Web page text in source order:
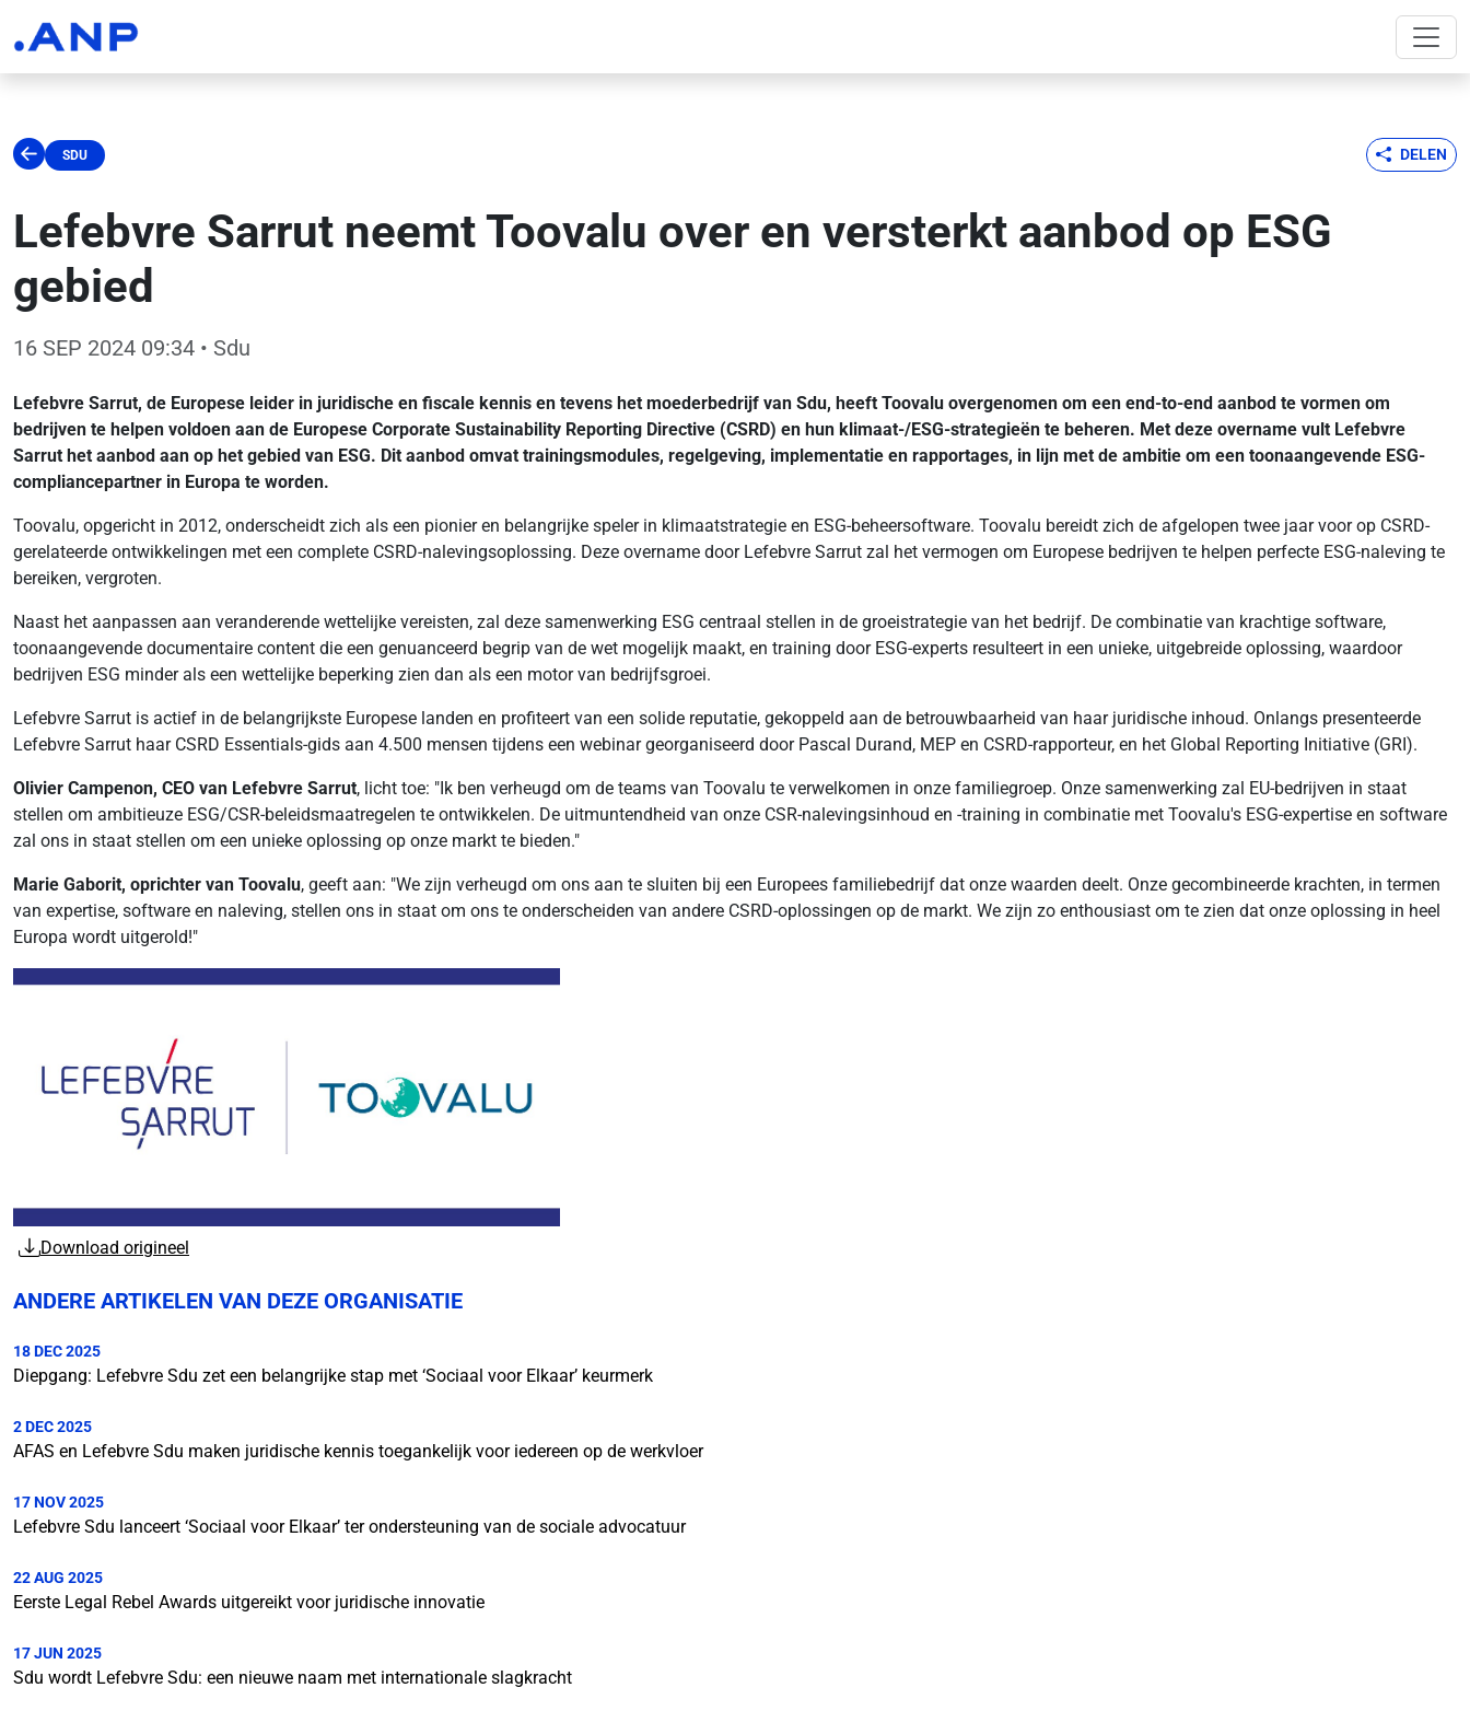
SDU DELEN
Lefebvre Sarrut neemt Toovalu over en versterkt aanbod op ESG
gebied
16 SEP 2024 09:34 • Sdu
Lefebvre Sarrut, de Europese leider in juridische en fiscale kennis en tevens het moederbedrijf van Sdu, heeft Toovalu overgenomen om een end-to-end aanbod te vormen om
bedrijven te helpen voldoen aan de Europese Corporate Sustainability Reporting Directive (CSRD) en hun klimaat-/ESG-strategieën te beheren. Met deze overname vult Lefebvre
Sarrut het aanbod aan op het gebied van ESG. Dit aanbod omvat trainingsmodules, regelgeving, implementatie en rapportages, in lijn met de ambitie om een toonaangevende ESG-
compliancepartner in Europa te worden.
Toovalu, opgericht in 2012, onderscheidt zich als een pionier en belangrijke speler in klimaatstrategie en ESG-beheersoftware. Toovalu bereidt zich de afgelopen twee jaar voor op CSRD-
gerelateerde ontwikkelingen met een complete CSRD-nalevingsoplossing. Deze overname door Lefebvre Sarrut zal het vermogen om Europese bedrijven te helpen perfecte ESG-naleving te
bereiken, vergroten.
Naast het aanpassen aan veranderende wettelijke vereisten, zal deze samenwerking ESG centraal stellen in de groeistrategie van het bedrijf. De combinatie van krachtige software,
toonaangevende documentaire content die een genuanceerd begrip van de wet mogelijk maakt, en training door ESG-experts resulteert in een unieke, uitgebreide oplossing, waardoor
bedrijven ESG minder als een wettelijke beperking zien dan als een motor van bedrijfsgroei.
Lefebvre Sarrut is actief in de belangrijkste Europese landen en profiteert van een solide reputatie, gekoppeld aan de betrouwbaarheid van haar juridische inhoud. Onlangs presenteerde
Lefebvre Sarrut haar CSRD Essentials-gids aan 4.500 mensen tijdens een webinar georganiseerd door Pascal Durand, MEP en CSRD-rapporteur, en het Global Reporting Initiative (GRI).
Olivier Campenon, CEO van Lefebvre Sarrut, licht toe: "Ik ben verheugd om de teams van Toovalu te verwelkomen in onze familiegroep. Onze samenwerking zal EU-bedrijven in staat
stellen om ambitieuze ESG/CSR-beleidsmaatregelen te ontwikkelen. De uitmuntendheid van onze CSR-nalevingsinhoud en -training in combinatie met Toovalu's ESG-expertise en software
zal ons in staat stellen om een unieke oplossing op onze markt te bieden."
Marie Gaborit, oprichter van Toovalu, geeft aan: "We zijn verheugd om ons aan te sluiten bij een Europees familiebedrijf dat onze waarden deelt. Onze gecombineerde krachten, in termen
van expertise, software en naleving, stellen ons in staat om ons te onderscheiden van andere CSRD-oplossingen op de markt. We zijn zo enthousiast om te zien dat onze oplossing in heel
Europa wordt uitgerold!"
Download origineel
ANDERE ARTIKELEN VAN DEZE ORGANISATIE
18 DEC 2025
Diepgang: Lefebvre Sdu zet een belangrijke stap met ‘Sociaal voor Elkaar’ keurmerk
2 DEC 2025
AFAS en Lefebvre Sdu maken juridische kennis toegankelijk voor iedereen op de werkvloer
17 NOV 2025
Lefebvre Sdu lanceert ‘Sociaal voor Elkaar’ ter ondersteuning van de sociale advocatuur
22 AUG 2025
Eerste Legal Rebel Awards uitgereikt voor juridische innovatie
17 JUN 2025
Sdu wordt Lefebvre Sdu: een nieuwe naam met internationale slagkracht